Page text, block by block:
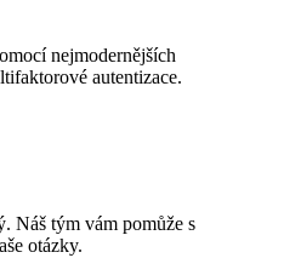
nejmodernějších
autentizace.
Náš tým vám pomůže s
otázky.